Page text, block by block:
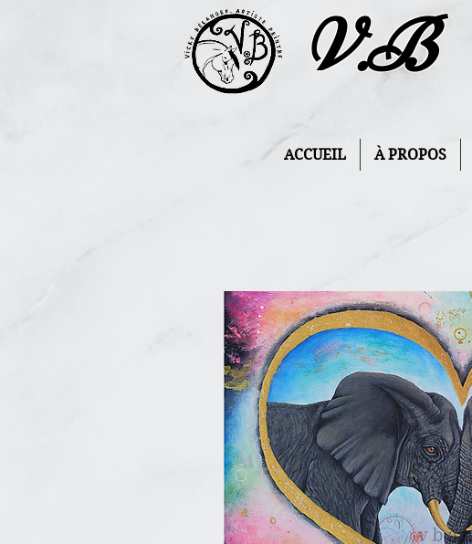
V.B
ACCUEIL À PROPOS